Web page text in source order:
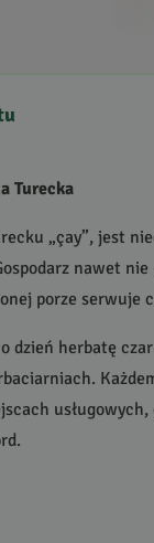
Turecka
„çay”, jest
nawet
porze serwuje
dzień herbatę